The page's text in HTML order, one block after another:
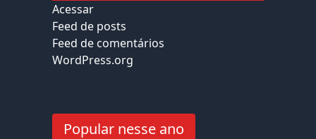
Acessar
Feed de posts
Feed de comentários
WordPress.org
Popular nesse ano